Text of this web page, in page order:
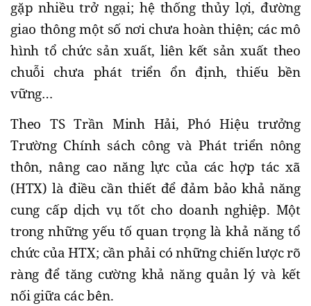
gặp nhiều trở ngại; hệ thống thủy lợi, đường
giao thông một số nơi chưa hoàn thiện; các mô
hình tổ chức sản xuất, liên kết sản xuất theo
chuỗi chưa phát triển ổn định, thiếu bền
vững…
Theo TS Trần Minh Hải, Phó Hiệu trưởng
Trường Chính sách công và Phát triển nông
thôn, nâng cao năng lực của các hợp tác xã
(HTX) là điều cần thiết để đảm bảo khả năng
cung cấp dịch vụ tốt cho doanh nghiệp. Một
trong những yếu tố quan trọng là khả năng tổ
chức của HTX; cần phải có những chiến lược rõ
ràng để tăng cường khả năng quản lý và kết
nối giữa các bên.